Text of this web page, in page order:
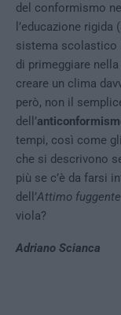
del conformismo
l’educazione
sistema scolastico
di primeggiare
creare un clima
però, non il
dell’
tempi, così come
che si descrivono
più se c’è da farsi
dell’Attimo fuggente
viola?
Adriano Scianca